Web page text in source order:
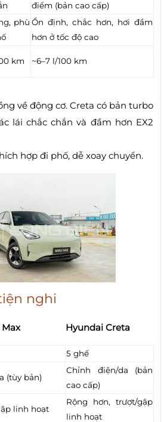
điểm (bản cao cấp)
phù Ổn định, chắc hơn, hơi đầm
hơn ở tốc độ cao
km ~6–7 l/100 km
về động cơ. Creta có bản turbo
lái chắc chắn và đầm hơn EX2
hợp đi phố, dễ xoay chuyển.
nghi
Max Hyundai Creta
5 ghế
(tùy bản)
Chỉnh điện/da (bản
cao cấp)
linh hoạt
Rộng hơn, trượt/gập
linh hoạt